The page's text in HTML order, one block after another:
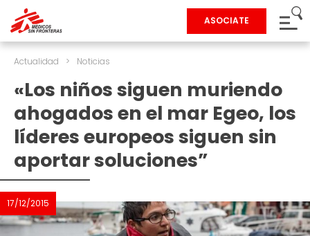
ASOCIATE
Actualidad > Noticias
«Los niños siguen muriendo
ahogados en el mar Egeo, los
líderes europeos siguen sin
aportar soluciones”
17/12/2015